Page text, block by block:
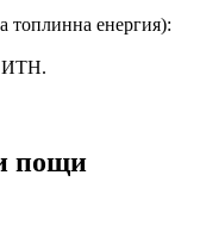
топлинна енергия):
ИТН.
пощи